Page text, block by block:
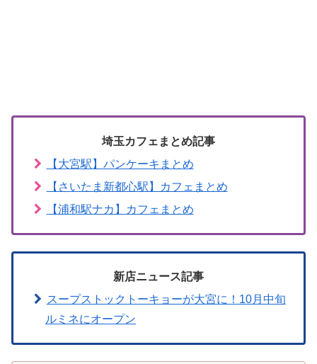
埼玉カフェまとめ記事
【大宮駅】パンケーキまとめ
【さいたま新都心駅】カフェまとめ
【浦和駅ナカ】カフェまとめ
新店ニュース記事
スープストックトーキョーが大宮に！10月中旬
ルミネにオープン